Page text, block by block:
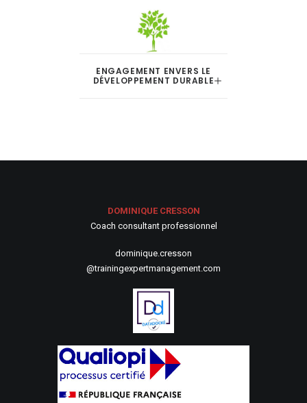
ENGAGEMENT ENVERS LE
DÉVELOPPEMENT DURABLE
DOMINIQUE CRESSON
Coach consultant professionnel
dominique.cresson
@trainingexpertmanagement.com